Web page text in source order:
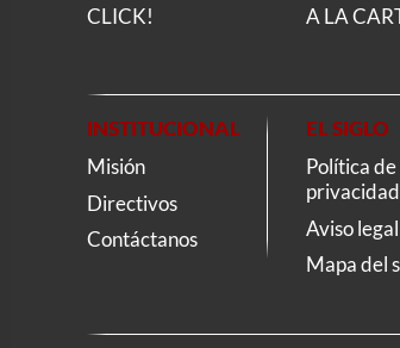
CLICK!
A LA
INSTITUCIONAL
Misión
Directivos
Contáctanos
EL SIGLO
Política de
privacidad
Aviso legal
Mapa del